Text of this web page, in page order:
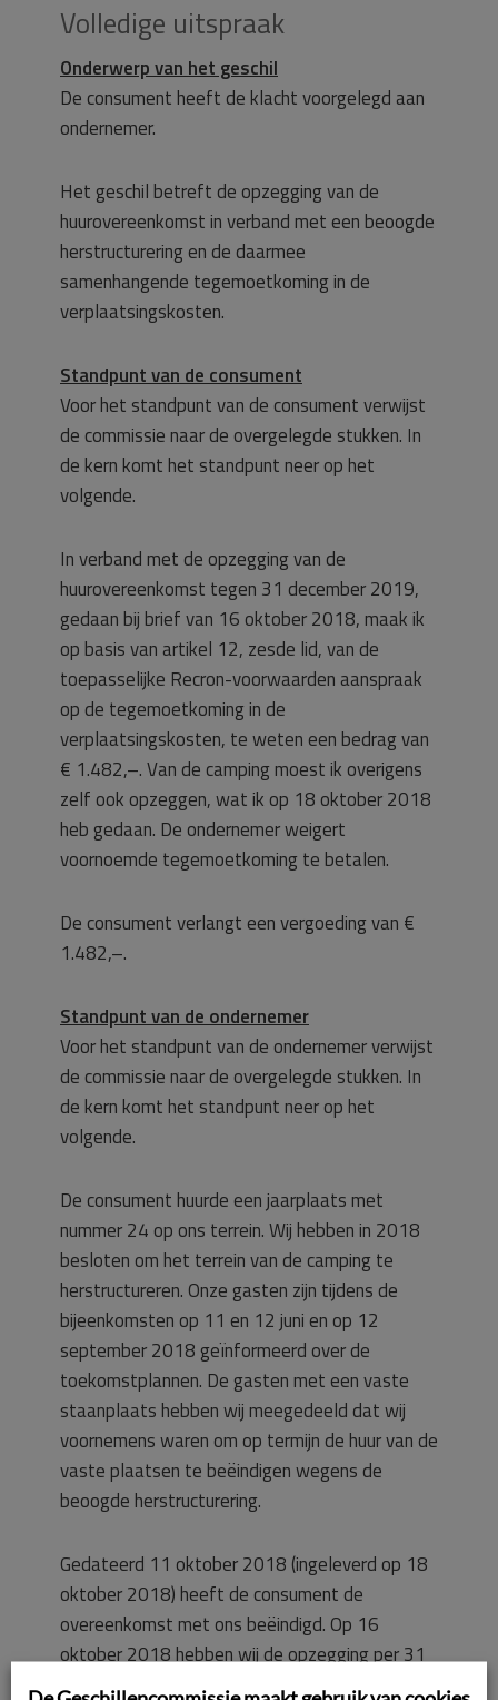
Volledige uitspraak
Onderwerp van het geschil
De consument heeft de klacht voorgelegd aan
ondernemer.
Het geschil betreft de opzegging van de
huurovereenkomst in verband met een beoogde
herstructurering en de daarmee
samenhangende tegemoetkoming in de
verplaatsingskosten.
Standpunt van de consument
Voor het standpunt van de consument verwijst
de commissie naar de overgelegde stukken. In
de kern komt het standpunt neer op het
volgende.
In verband met de opzegging van de
huurovereenkomst tegen 31 december 2019,
gedaan bij brief van 16 oktober 2018, maak ik
op basis van artikel 12, zesde lid, van de
toepasselijke Recron-voorwaarden aanspraak
op de tegemoetkoming in de
verplaatsingskosten, te weten een bedrag van
€ 1.482,–. Van de camping moest ik overigens
zelf ook opzeggen, wat ik op 18 oktober 2018
heb gedaan. De ondernemer weigert
voornoemde tegemoetkoming te betalen.
De consument verlangt een vergoeding van €
1.482,–.
Standpunt van de ondernemer
Voor het standpunt van de ondernemer verwijst
de commissie naar de overgelegde stukken. In
de kern komt het standpunt neer op het
volgende.
De consument huurde een jaarplaats met
nummer 24 op ons terrein. Wij hebben in 2018
besloten om het terrein van de camping te
herstructureren. Onze gasten zijn tijdens de
bijeenkomsten op 11 en 12 juni en op 12
september 2018 geïnformeerd over de
toekomstplannen. De gasten met een vaste
staanplaats hebben wij meegedeeld dat wij
voornemens waren om op termijn de huur van de
vaste plaatsen te beëindigen wegens de
beoogde herstructurering.
Gedateerd 11 oktober 2018 (ingeleverd op 18
oktober 2018) heeft de consument de
overeenkomst met ons beëindigd. Op 16
oktober 2018 hebben wij de opzegging per 31
december 2019 verstuurd naar de consument,